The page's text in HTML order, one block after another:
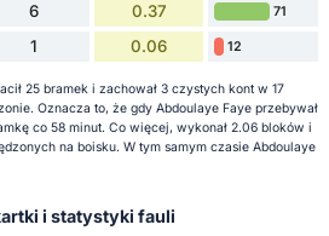
6 0.37 71
1 0.06 12
25 bramek i zachował 3 czystych kont w 17
Oznacza to, że gdy Abdoulaye Faye przebywał
co 58 minut. Co więcej, wykonał 2.06 bloków i
na boisku. W tym samym czasie Abdoulaye
i statystyki fauli